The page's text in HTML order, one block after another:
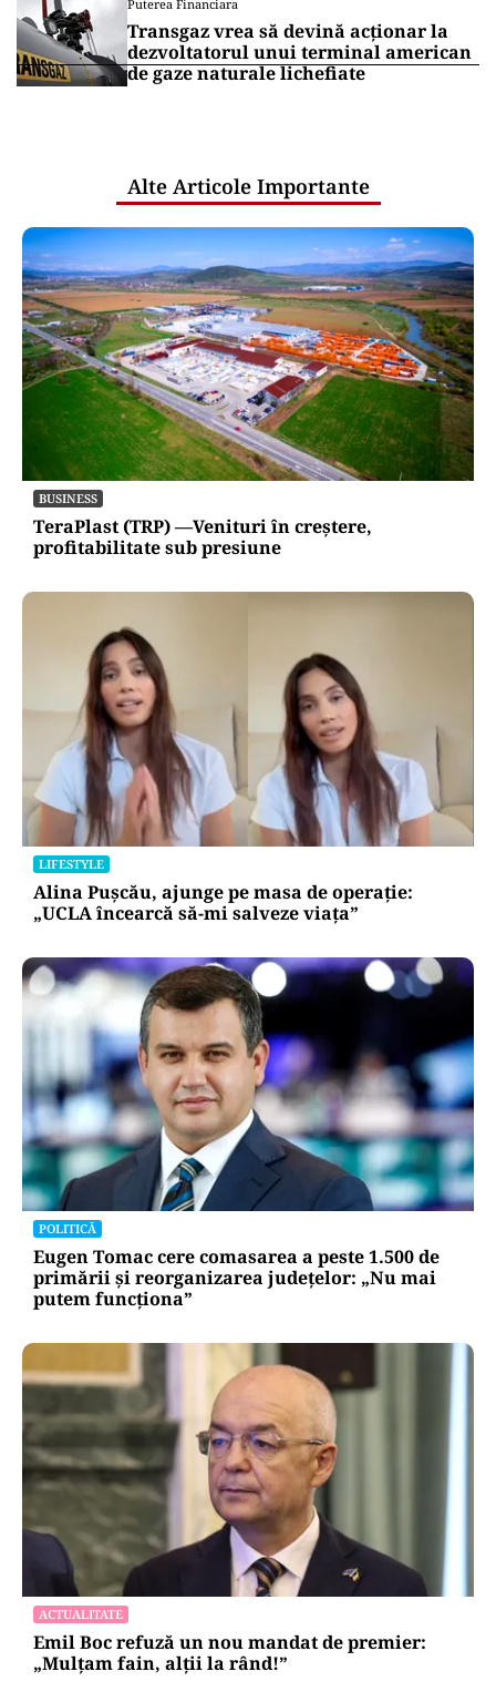
Puterea Financiara
Transgaz vrea să devină acționar la
dezvoltatorul unui terminal american
de gaze naturale lichefiate
Alte Articole Importante
BUSINESS
TeraPlast (TRP) —Venituri în creștere,
profitabilitate sub presiune
LIFESTYLE
Alina Pușcău, ajunge pe masa de operație:
„UCLA încearcă să-mi salveze viața”
POLITICĂ
Eugen Tomac cere comasarea a peste 1.500 de
primării și reorganizarea județelor: „Nu mai
putem funcționa”
ACTUALITATE
Emil Boc refuză un nou mandat de premier:
„Mulțam fain, alții la rând!”